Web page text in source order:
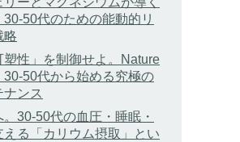
30-50代のための能動的リ
略
塑性」を制御せよ。Nature
30-50代から始める究極の
ナンス
30-50代の血圧・睡眠・
える「カリウム摂取」とい